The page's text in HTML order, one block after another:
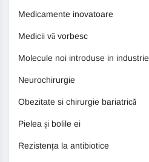
Medicamente inovatoare
Medicii vă vorbesc
Molecule noi introduse in industrie
Neurochirurgie
Obezitate si chirurgie bariatrică
Pielea și bolile ei
Rezistența la antibiotice